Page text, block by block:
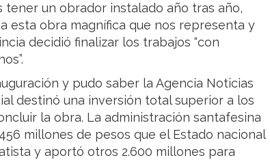
tener un obrador instalado año tras año,
esta obra magnífica que nos representa y
decidió finalizar los trabajos “con
y pudo saber la Agencia Noticias
destinó una inversión total superior a los
la obra. La administración santafesina
millones de pesos que el Estado nacional
y aportó otros 2.600 millones para